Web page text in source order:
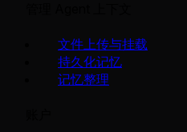
文件上传与挂载
持久化记忆
记忆整理